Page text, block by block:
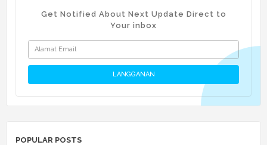
Get Notified About Next Update Direct to
Your inbox
POPULAR POSTS